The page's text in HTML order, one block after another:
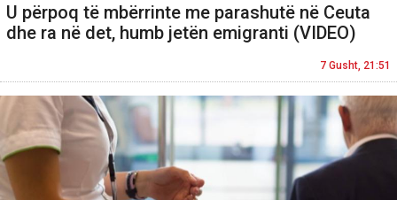
U përpoq të mbërrinte me parashutë në Ceuta
dhe ra në det, humb jetën emigranti (VIDEO)
7 Gusht, 21:51